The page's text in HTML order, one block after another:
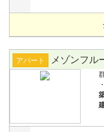
アパート メゾンフル